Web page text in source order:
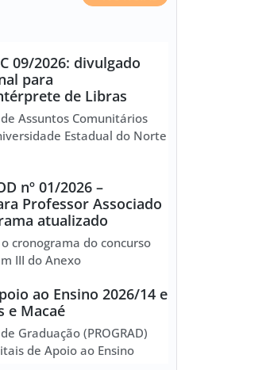
09/2026: divulgado
para
de Libras
Assuntos Comunitários
Estadual do Norte
nº 01/2026 –
Professor Associado
atualizado
cronograma do concurso
III do Anexo
ao Ensino 2026/14 e
e Macaé
Graduação (PROGRAD)
de Apoio ao Ensino